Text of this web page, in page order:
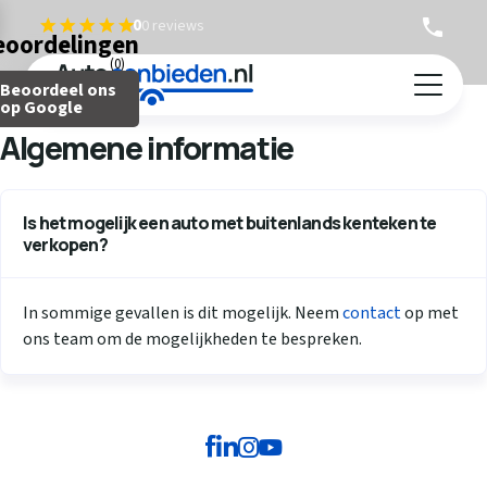
(0)
Beoordeel ons
op Google
00 reviews
Over ons
Contact
Caravan verkopen
Auto inruilen
Terug
Algemene informatie
Is het mogelijk een auto met buitenlands kenteken te
verkopen?
In sommige gevallen is dit mogelijk. Neemcontactop met
ons team om de mogelijkheden te bespreken.